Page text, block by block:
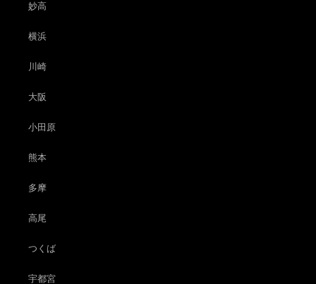
妙高
横浜
川崎
大阪
小田原
熊本
多摩
高尾
つくば
宇都宮